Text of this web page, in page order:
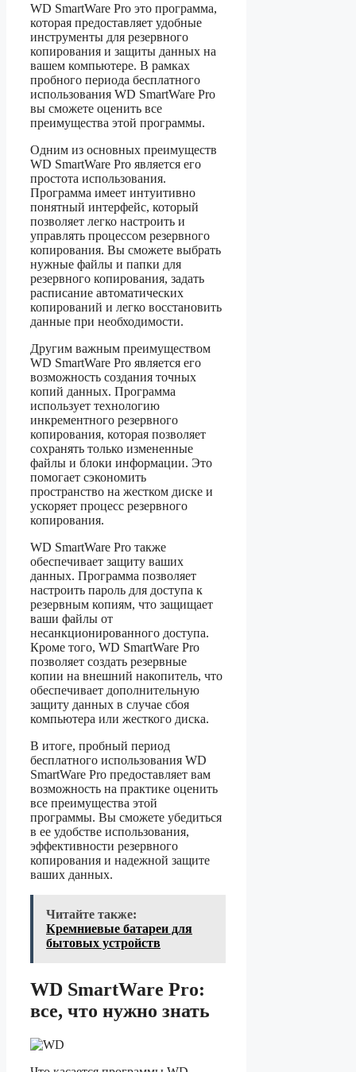
WD SmartWare Pro это программа,
которая предоставляет удобные
инструменты для резервного
копирования и защиты данных на
вашем компьютере. В рамках
пробного периода бесплатного
использования WD SmartWare Pro
вы сможете оценить все
преимущества этой программы.
Одним из основных преимуществ
WD SmartWare Pro является его
простота использования.
Программа имеет интуитивно
понятный интерфейс, который
позволяет легко настроить и
управлять процессом резервного
копирования. Вы сможете выбрать
нужные файлы и папки для
резервного копирования, задать
расписание автоматических
копирований и легко восстановить
данные при необходимости.
Другим важным преимуществом
WD SmartWare Pro является его
возможность создания точных
копий данных. Программа
использует технологию
инкрементного резервного
копирования, которая позволяет
сохранять только измененные
файлы и блоки информации. Это
помогает сэкономить
пространство на жестком диске и
ускоряет процесс резервного
копирования.
WD SmartWare Pro также
обеспечивает защиту ваших
данных. Программа позволяет
настроить пароль для доступа к
резервным копиям, что защищает
ваши файлы от
несанкционированного доступа.
Кроме того, WD SmartWare Pro
позволяет создать резервные
копии на внешний накопитель, что
обеспечивает дополнительную
защиту данных в случае сбоя
компьютера или жесткого диска.
В итоге, пробный период
бесплатного использования WD
SmartWare Pro предоставляет вам
возможность на практике оценить
все преимущества этой
программы. Вы сможете убедиться
в ее удобстве использования,
эффективности резервного
копирования и надежной защите
ваших данных.
Читайте также:
Кремниевые батареи для
бытовых устройств
WD SmartWare Pro:
все, что нужно знать